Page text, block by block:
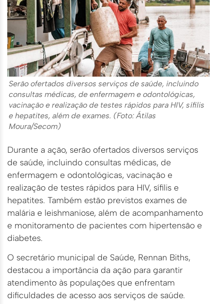
Serão ofertados diversos serviços de saúde, incluindo
consultas médicas, de enfermagem e odontológicas,
vacinação e realização de testes rápidos para HIV, sífilis
e hepatites, além de exames. (Foto: Átilas
Moura/Secom)
Durante a ação, serão ofertados diversos serviços
de saúde, incluindo consultas médicas, de
enfermagem e odontológicas, vacinação e
realização de testes rápidos para HIV, sífilis e
hepatites. Também estão previstos exames de
malária e leishmaniose, além de acompanhamento
e monitoramento de pacientes com hipertensão e
diabetes.
O secretário municipal de Saúde, Rennan Biths,
destacou a importância da ação para garantir
atendimento às populações que enfrentam
dificuldades de acesso aos serviços de saúde.